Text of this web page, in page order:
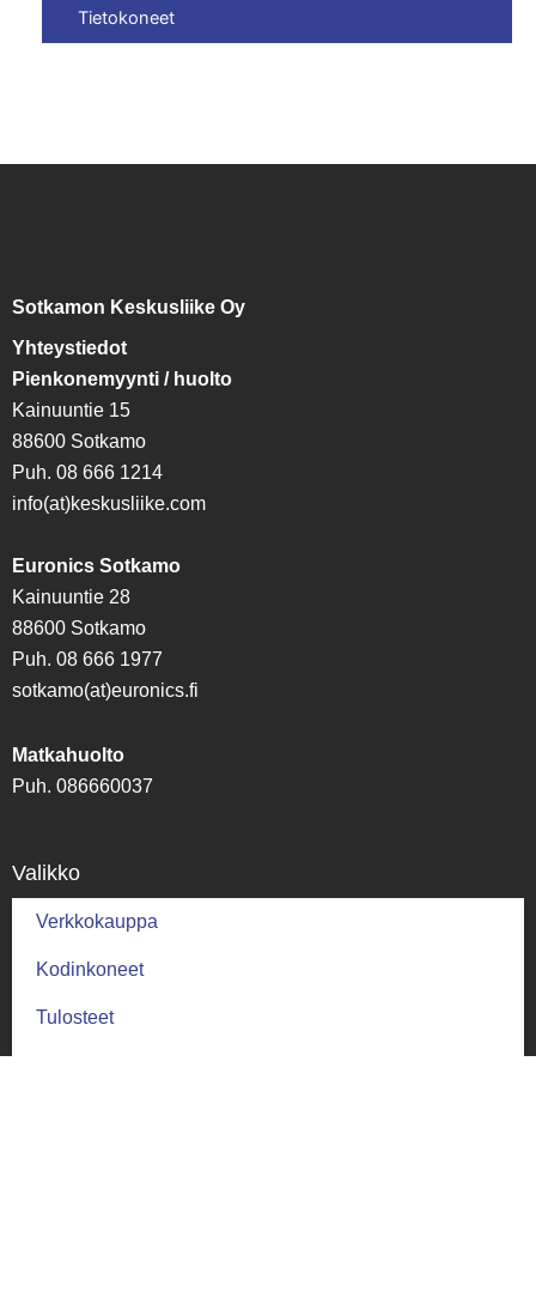
Tietokoneet
Sotkamon Keskusliike Oy
Yhteystiedot
Pienkonemyynti / huolto
Kainuuntie 15
88600 Sotkamo
Puh. 08 666 1214
info(at)keskusliike.com
Euronics Sotkamo
Kainuuntie 28
88600 Sotkamo
Puh. 08 666 1977
sotkamo(at)euronics.fi
Matkahuolto
Puh. 086660037
Valikko
Verkkokauppa
Kodinkoneet
Tulosteet